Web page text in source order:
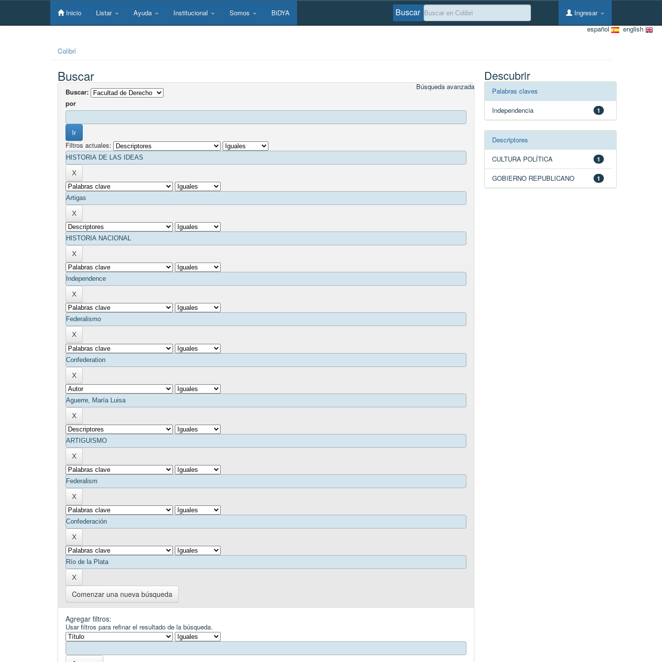
Skip
Inicio Listar Ayuda Institucional Somos BiDYA Ingresar
Buscar
english
español
Colibri
Buscar
Búsqueda avanzada
Buscar:
por
Filtros actuales:
Comenzar una nueva búsqueda
Agregar filtros:
Usar filtros para refinar el resultado de la búsqueda.
Descubrir
Palabras claves
1
Independencia
Descriptores
1
CULTURA POLÍTICA
1
GOBIERNO REPUBLICANO